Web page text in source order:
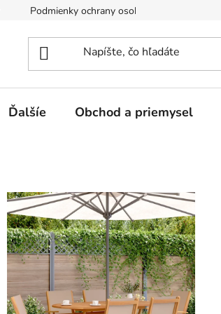
Podmienky ochrany osobných údajov
Ďalšíe Obchod a priemysel